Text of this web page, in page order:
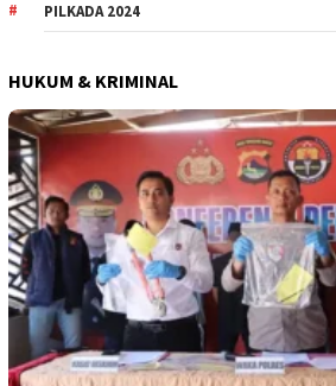
PILKADA 2024
HUKUM & KRIMINAL